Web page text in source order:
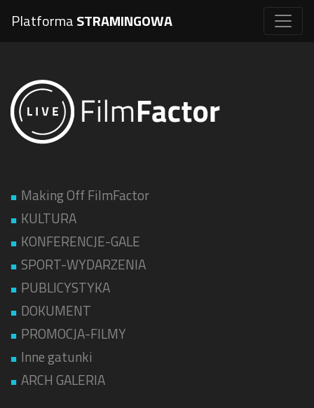
PlatformaSTRAMINGOWA
Making Off FilmFactor
KULTURA
KONFERENCJE-GALE
SPORT-WYDARZENIA
PUBLICYSTYKA
DOKUMENT
PROMOCJA-FILMY
Inne gatunki
ARCH GALERIA